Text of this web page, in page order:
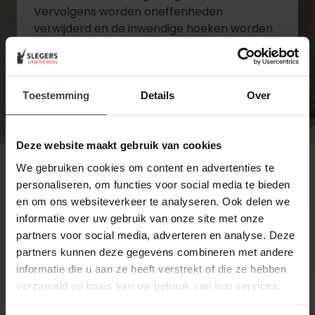
Toestemming Details Over
Deze website maakt gebruik van cookies
We gebruiken cookies om content en advertenties te
personaliseren, om functies voor social media te bieden
en om ons websiteverkeer te analyseren. Ook delen we
informatie over uw gebruik van onze site met onze
partners voor social media, adverteren en analyse. Deze
partners kunnen deze gegevens combineren met andere
informatie die u aan ze heeft verstrekt of die ze hebben
verzameld op basis van uw gebruik van hun services.
Vervolgens worden oneffenheden
verwijderd en de inwendige hoeken worden
gekit. Wanneer het stucwerk in de juiste
staat is wordt de tweede en laatste laag
Contact opnemen